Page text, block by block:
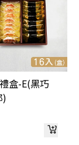
盒-E(黑巧
)